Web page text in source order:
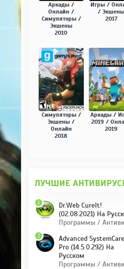
Аркады /
Онлайн /
Симуляторы /
Экшены
2010
Игры /
/ Экшены
2017
Симуляторы /
Экшены /
Онлайн
2018
Аркады /
2019 /
2019
ЛУЧШИЕ
Dr.Web CureIt!
(02.08.2021) На
1
Advanced SystemCare
Pro (14.5.0.292) На
Русском
2